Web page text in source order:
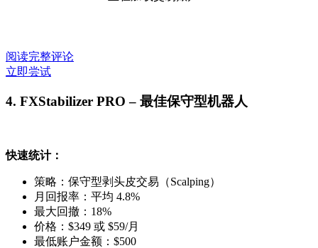
阅读完整评论
立即尝试
4. FXStabilizer PRO – 最佳保守型机器人
快速统计：
策略：保守型剥头皮交易（Scalping）
月回报率：平均 4.8%
最大回撤：18%
价格：$349 或 $59/月
最低账户金额：$500